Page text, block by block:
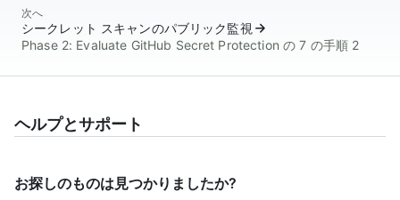
次へ
シークレット スキャンのパブリック監視
Phase 2: Evaluate GitHub Secret Protection の 7 の手順 2
ヘルプとサポート
お探しのものは見つかりましたか?